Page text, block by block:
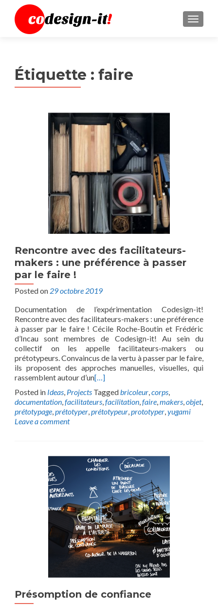
MENU
Étiquette : faire
Rencontre avec des facilitateurs-
makers : une préférence à passer
par le faire !
Posted on 29 octobre 2019
Documentation de l’expérimentation Codesign-it!
Rencontre avec des facilitateurs-makers : une préférence
à passer par le faire ! Cécile Roche-Boutin et Frédéric
d’Incau sont membres de Codesign-it! Au sein du
collectif on les appelle facilitateurs-makers ou
prétotypeurs. Convaincus de la vertu à passer par le faire,
ils proposent des approches manuelles, visuelles, qui
rassemblent autour d’un[…]
Posted in Ideas, Projects Taggedbricoleur,corps,
documentation,facilitateurs,facilitation,faire,makers,objet,
prétotypage,prétotyper,prétotypeur,prototyper,yugami
Leave a comment
Présomption de confiance